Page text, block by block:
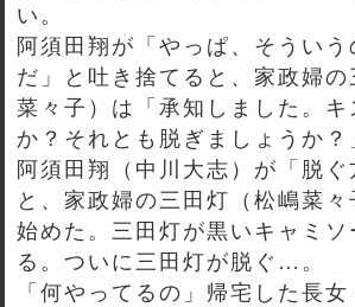
い。
阿須田翔が「やっぱ、そういう
だ」と吐き捨てると、家政婦の
菜々子）は「承知しました。キ
か？それとも脱ぎましょうか？
阿須田翔（中川大志）が「脱ぐ
と、家政婦の三田灯（松嶋菜
始めた。三田灯が黒いキャミソ
る。ついに三田灯が脱ぐ…。
「何やってるの」帰宅した長